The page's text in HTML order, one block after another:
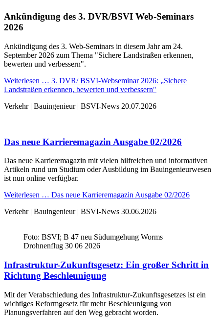
Ankündigung des 3. DVR/BSVI Web-Seminars
2026
Ankündigung des 3. Web-Seminars in diesem Jahr am 24.
September 2026 zum Thema "Sichere Landstraßen erkennen,
bewerten und verbessern".
Weiterlesen … 3. DVR/ BSVI-Webseminar 2026: „Sichere
Landstraßen erkennen, bewerten und verbessern"
Verkehr | Bauingenieur | BSVI-News 20.07.2026
Das neue Karrieremagazin Ausgabe 02/2026
Das neue Karrieremagazin mit vielen hilfreichen und informativen
Artikeln rund um Studium oder Ausbildung im Bauingenieurwesen
ist nun online verfügbar.
Weiterlesen … Das neue Karrieremagazin Ausgabe 02/2026
Verkehr | Bauingenieur | BSVI-News 30.06.2026
Foto: BSVI; B 47 neu Südumgehung Worms
Drohnenflug 30 06 2026
Infrastruktur-Zukunftsgesetz: Ein großer Schritt in
Richtung Beschleunigung
Mit der Verabschiedung des Infrastruktur-Zukunftsgesetzes ist ein
wichtiges Reformgesetz für mehr Beschleunigung von
Planungsverfahren auf den Weg gebracht worden.